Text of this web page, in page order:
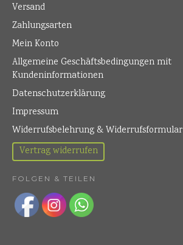
Versand
Zahlungsarten
Mein Konto
Allgemeine Geschäftsbedingungen mit
Kundeninformationen
Datenschutzerklärung
Impressum
Widerrufsbelehrung & Widerrufsformular
Vertrag widerrufen
FOLGEN & TEILEN